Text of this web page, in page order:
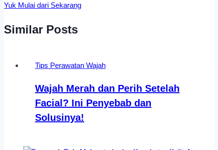
Yuk Mulai dari Sekarang
Similar Posts
Tips Perawatan Wajah
Wajah Merah dan Perih Setelah
Facial? Ini Penyebab dan
Solusinya!